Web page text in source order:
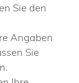
Sie den
Angaben
Sie